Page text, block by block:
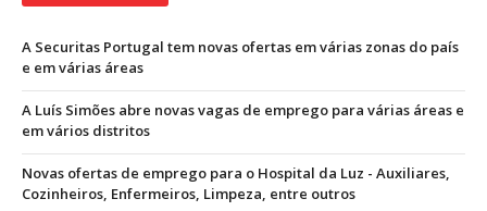
A Securitas Portugal tem novas ofertas em várias zonas do país
e em várias áreas
A Luís Simões abre novas vagas de emprego para várias áreas e
em vários distritos
Novas ofertas de emprego para o Hospital da Luz - Auxiliares,
Cozinheiros, Enfermeiros, Limpeza, entre outros